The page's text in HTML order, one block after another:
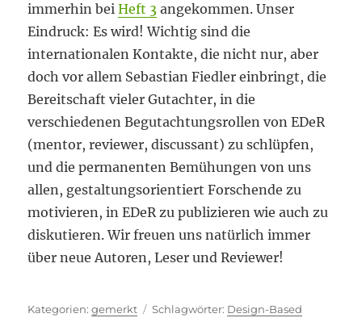
immerhin beiHeft 3 angekommen. Unser
Eindruck: Es wird! Wichtig sind die
internationalen Kontakte, die nicht nur, aber
doch vor allem Sebastian Fiedler einbringt, die
Bereitschaft vieler Gutachter, in die
verschiedenen Begutachtungsrollen von EDeR
(mentor, reviewer, discussant) zu schlüpfen,
und die permanenten Bemühungen von uns
allen, gestaltungsorientiert Forschende zu
motivieren, in EDeR zu publizieren wie auch zu
diskutieren. Wir freuen uns natürlich immer
über neue Autoren, Leser und Reviewer!
Kategorien
gemerkt Schlagwörter
Design-Based